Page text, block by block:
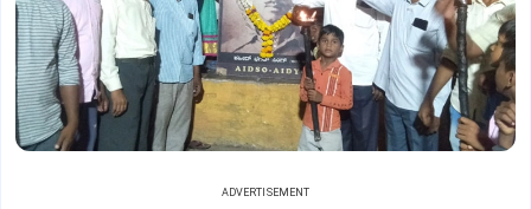
ADVERTISEMENT